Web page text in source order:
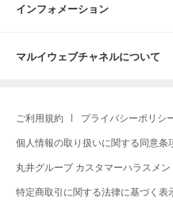
インフォメーション
マルイウェブチャネルについて
ご利用規約 プライバシーポリシ
個人情報の取り扱いに関する同意条
丸井グループ カスタマーハラスメ
特定商取引に関する法律に基づく表